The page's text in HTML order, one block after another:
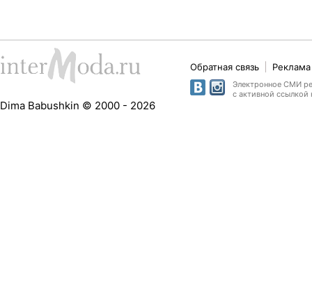
Dima Babushkin © 2000 - 2026
Обратная связь
Электронное СМИ
с активной ссылкой